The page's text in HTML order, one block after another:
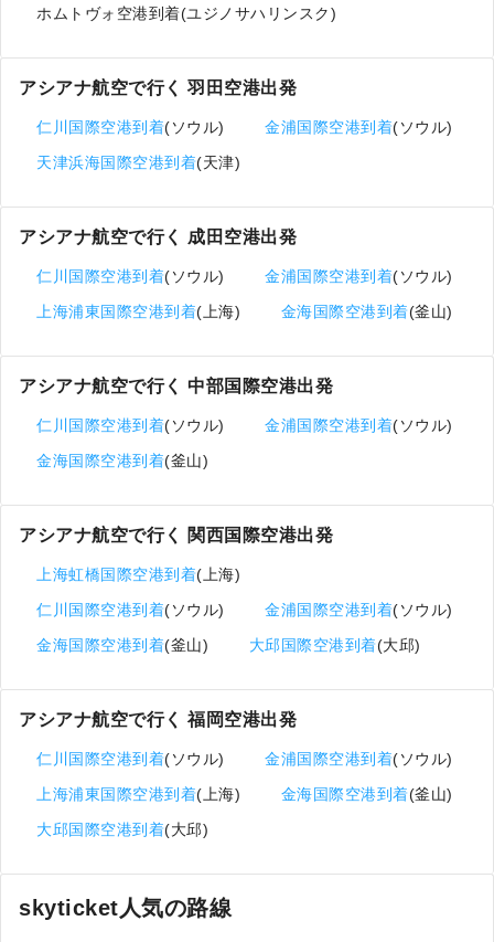
ホムトヴォ空港到着(ユジノサハリンスク)
アシアナ航空で行く 羽田空港出発
仁川国際空港到着(ソウル) 金浦国際空港到着(ソウル)
天津浜海国際空港到着(天津)
アシアナ航空で行く 成田空港出発
仁川国際空港到着(ソウル) 金浦国際空港到着(ソウル)
上海浦東国際空港到着(上海) 金海国際空港到着(釜山)
アシアナ航空で行く 中部国際空港出発
仁川国際空港到着(ソウル) 金浦国際空港到着(ソウル)
金海国際空港到着(釜山)
アシアナ航空で行く 関西国際空港出発
上海虹橋国際空港到着(上海)
仁川国際空港到着(ソウル) 金浦国際空港到着(ソウル)
金海国際空港到着(釜山) 大邱国際空港到着(大邱)
アシアナ航空で行く 福岡空港出発
仁川国際空港到着(ソウル) 金浦国際空港到着(ソウル)
上海浦東国際空港到着(上海) 金海国際空港到着(釜山)
大邱国際空港到着(大邱)
skyticket人気の路線